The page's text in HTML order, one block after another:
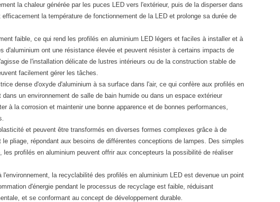
la chaleur générée par les puces LED vers l'extérieur, puis de la disperser dans
la température de fonctionnement de la LED et prolonge sa durée de
faible, ce qui rend les profilés en aluminium LED légers et faciles à installer et à
ont une résistance élevée et peuvent résister à certains impacts de
de l'installation délicate de lustres intérieurs ou de la construction stable de
facilement gérer les tâches.
dense d'oxyde d'aluminium à sa surface dans l'air, ce qui confère aux profilés en
un environnement de salle de bain humide ou dans un espace extérieur
à la corrosion et maintenir une bonne apparence et de bonnes performances,
et peuvent être transformés en diverses formes complexes grâce à de
pliage, répondant aux besoins de différentes conceptions de lampes. Des simples
profilés en aluminium peuvent offrir aux concepteurs la possibilité de réaliser
la recyclabilité des profilés en aluminium LED est devenue un point
d'énergie pendant le processus de recyclage est faible, réduisant
et se conformant au concept de développement durable.